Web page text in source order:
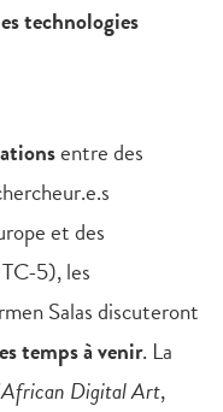
technologies
entre des
et des
5), les
Salas discuteront
temps à venir. La
African Digital Art,